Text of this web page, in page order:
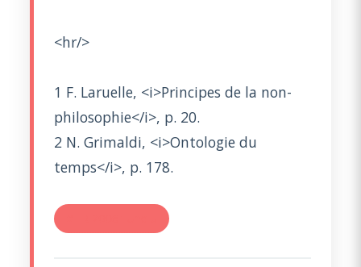
<hr/>
1 F. Laruelle, <i>Principes de la non-
philosophie</i>, p. 20.
2 N. Grimaldi, <i>Ontologie du
temps</i>, p. 178.